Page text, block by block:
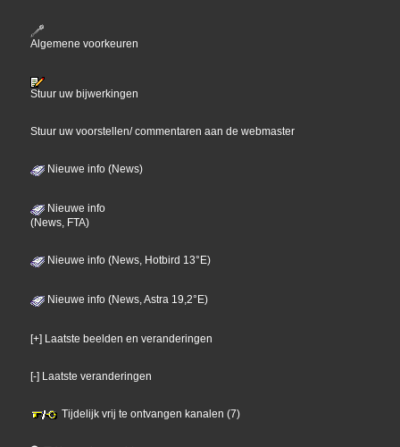
Algemene voorkeuren
Stuur uw bijwerkingen
Stuur uw voorstellen/ commentaren aan de webmaster
Nieuwe info (News)
Nieuwe info
(News, FTA)
Nieuwe info (News, Hotbird 13°E)
Nieuwe info (News, Astra 19,2°E)
[+] Laatste beelden en veranderingen
[-] Laatste veranderingen
Tijdelijk vrij te ontvangen kanalen (7)